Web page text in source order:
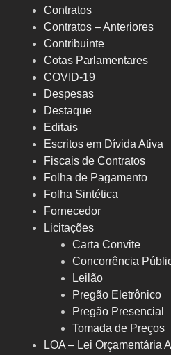
Contratos
Contratos – Anteriores
Contribuinte
Cotas Parlamentares
COVID-19
Despesas
Destaque
Editais
Escritos em Dívida Ativa
Fiscais de Contratos
Folha de Pagamento
Folha Sintética
Fornecedor
Licitações
Carta Convite
Concorrência
Leilão
Pregão Eletrônico
Pregão Presencial
Tomada de Preços
LOA – Lei Orçamentária